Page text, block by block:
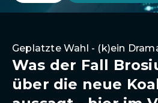
Geplatzte Wahl - (k)ein
Was der Fall
über die neue